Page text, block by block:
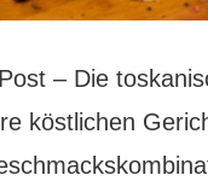
– Die
köstlichen